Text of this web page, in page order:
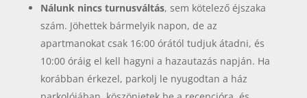
Nálunk nincs turnusváltás, sem kötelező éjszaka
szám. Jöhettek bármelyik napon, de az
apartmanokat csak 16:00 órától tudjuk átadni, és
10:00 óráig el kell hagyni a hazautazás napján. Ha
korábban érkezel, parkolj le nyugodtan a ház